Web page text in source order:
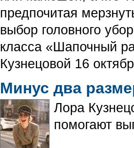
предпочитая
выбор головного
класса «Шапочный
Кузнецовой 16
Минус два
Лора
помогают